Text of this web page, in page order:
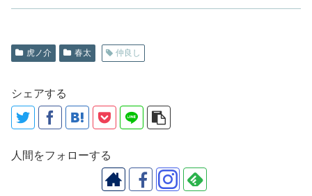
虎ノ介 春太 仲良し
シェアする
人間をフォローする